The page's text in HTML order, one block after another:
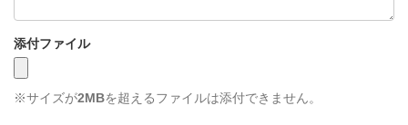
添付ファイル
※サイズが2MBを超えるファイルは添付できません。